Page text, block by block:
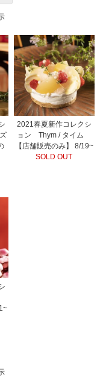
2021春夏新作コレクシ
ョン Thym / タイム
【店舗販売のみ】 8/19~
SOLD OUT